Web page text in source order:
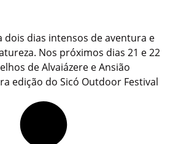
dois dias intensos de aventura e
Nos próximos dias 21 e 22
de Alvaiázere e Ansião
edição do Sicó Outdoor Festival